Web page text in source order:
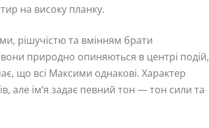
на високу планку.
рішучістю та вмінням брати
природно опиняються в центрі подій,
що всі Максими однакові. Характер
але ім’я задає певний тон — тон сили та